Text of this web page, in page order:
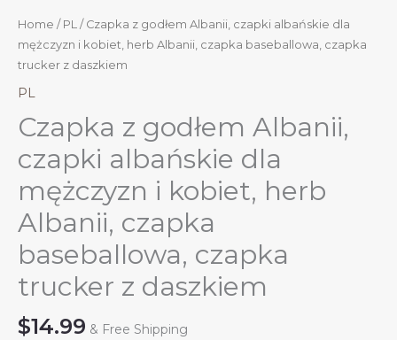
Home / PL / Czapka z godłem Albanii, czapki albańskie dla
mężczyzn i kobiet, herb Albanii, czapka baseballowa, czapka
trucker z daszkiem
PL
Czapka z godłem Albanii,
czapki albańskie dla
mężczyzn i kobiet, herb
Albanii, czapka
baseballowa, czapka
trucker z daszkiem
$14.99 & Free Shipping